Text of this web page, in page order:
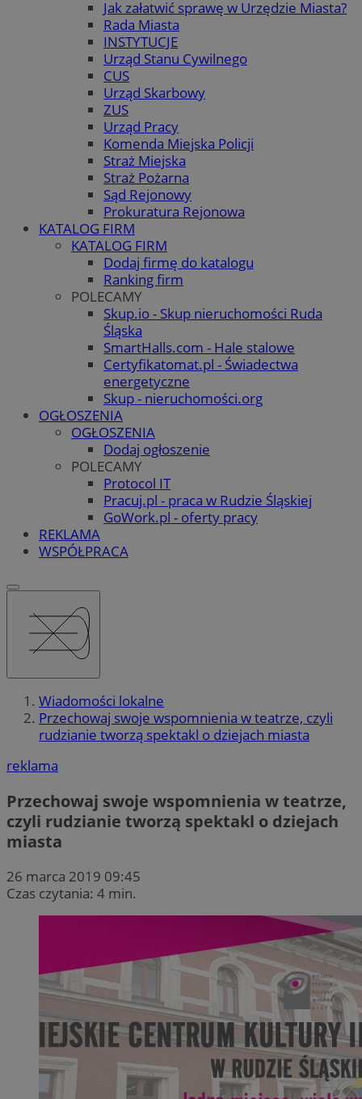
Jak załatwić sprawę w Urzędzie Miasta?
Rada Miasta
INSTYTUCJE
Urząd Stanu Cywilnego
CUS
Urząd Skarbowy
ZUS
Urząd Pracy
Komenda Miejska Policji
Straż Miejska
Straż Pożarna
Sąd Rejonowy
Prokuratura Rejonowa
KATALOG FIRM
KATALOG FIRM
Dodaj firmę do katalogu
Ranking firm
POLECAMY
Skup.io - Skup nieruchomości Ruda
Śląska
SmartHalls.com - Hale stalowe
Certyfikatomat.pl - Świadectwa
energetyczne
Skup - nieruchomości.org
OGŁOSZENIA
OGŁOSZENIA
Dodaj ogłoszenie
POLECAMY
Protocol IT
Pracuj.pl - praca w Rudzie Śląskiej
GoWork.pl - oferty pracy
REKLAMA
WSPÓŁPRACA
Wiadomości lokalne
Przechowaj swoje wspomnienia w teatrze, czyli
rudzianie tworzą spektakl o dziejach miasta
reklama
Przechowaj swoje wspomnienia w teatrze,
czyli rudzianie tworzą spektakl o dziejach
miasta
26 marca 2019 09:45
Czas czytania: 4 min.